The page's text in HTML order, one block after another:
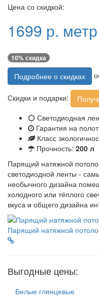
Цена со скидкой:
1699 р. метр
10% скидка
Подробнее о скидках
Скидки и подарки:
Светодиодная
Гарантия на
Класс
Прочность: 200 л
Парящий натяжной
светодиодной ленты -
необычного дизайна
холодного или тёплого
вкуса и общего дизайна
Парящий натяжной
Выгодные цены:
Белые глянцевые